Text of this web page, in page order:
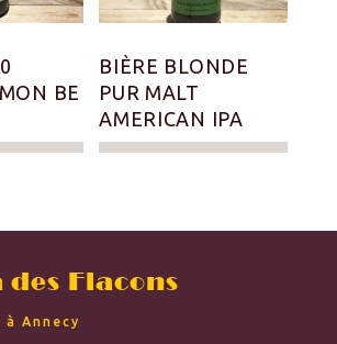
BE
BIÈRE BLONDE
PUR MALT
AMERICAN IPA
des Flacons
Annecy